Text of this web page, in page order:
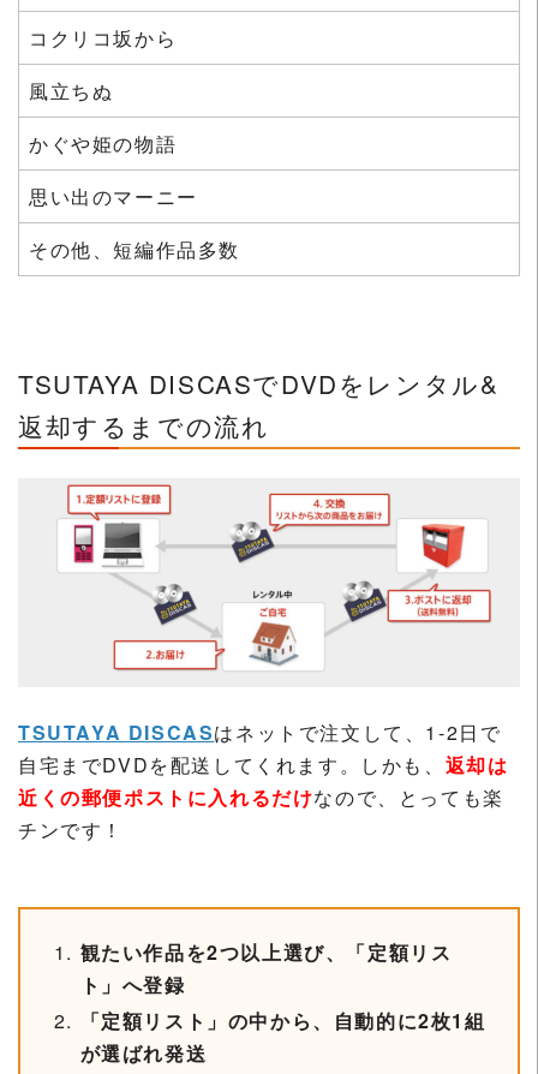
コクリコ坂から
風立ちぬ
かぐや姫の物語
思い出のマーニー
その他、短編作品多数
TSUTAYA DISCASでDVDをレンタル&
返却するまでの流れ
TSUTAYA DISCASはネットで注文して、1-2日で
自宅までDVDを配送してくれます。しかも、 返却は
近くの郵便ポストに入れるだけなので、とっても楽
チンです！
観たい作品を2つ以上選び、「定額リス
ト」へ登録
「定額リスト」の中から、自動的に2枚1組
が選ばれ発送